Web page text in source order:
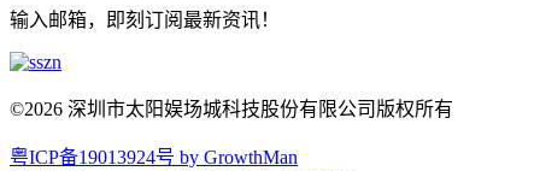
输入邮箱，即刻订阅最新资讯！
©2026 深圳市太阳娱场城科技股份有限公司版权所有
粤ICP备19013924号 by GrowthMan